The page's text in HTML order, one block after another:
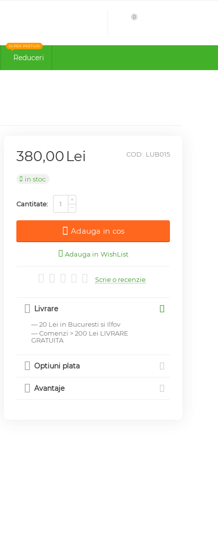
0
Reduceri
SUPER PRETURI
COD: LUB015
380,00 Lei
in stoc
Cantitate:
+
−
Adauga in cos
Adauga in WishList
Scrie o recenzie
Livrare
— 20 Lei in Bucuresti si Ilfov
— Comenzi > 200 Lei LIVRARE
GRATUITA
Optiuni plata
Avantaje